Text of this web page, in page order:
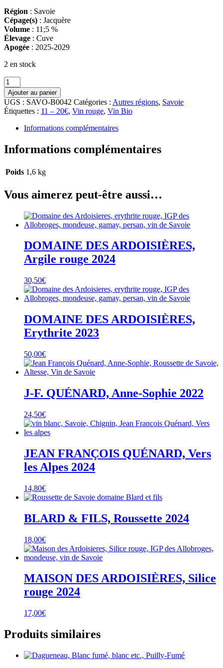
Région : Savoie
Cépage(s) : Jacquère
Volume : 11;5 %
Élevage : Cuve
Apogée : 2025-2029
2 en stock
quantité
de
MAISON
DES
ARDOISIÈRES,
Silice
2024
Ajouter au panier
UGS : SAVO-B0042 Catégories : Autres régions, Savoie
Étiquettes : 11 – 20€, Vin rouge, Vin Bio
Informations complémentaires
Informations complémentaires
Poids 1,6 kg
Vous aimerez peut-être aussi…
DOMAINE DES ARDOISIÈRES,
Argile rouge 2024
30,50€
DOMAINE DES ARDOISIÈRES,
Erythrite 2023
50,00€
J-F. QUÉNARD, Anne-Sophie 2022
24,50€
JEAN FRANÇOIS QUÉNARD, Vers
les Alpes 2024
14,80€
BLARD & FILS, Roussette 2024
18,00€
MAISON DES ARDOISIÈRES, Silice
rouge 2024
17,00€
Produits similaires